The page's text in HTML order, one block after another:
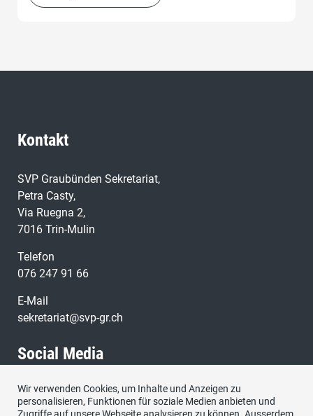
Kontakt
SVP Graubünden Sekretariat,
Petra Casty,
Via Ruegna 2,
7016 Trin-Mulin
Telefon
076 247 91 66
E-Mail
sekretariat@svp-gr.ch
Social Media
Besuchen Sie uns bei:
Wir verwenden Cookies, um Inhalte und Anzeigen zu
personalisieren, Funktionen für soziale Medien anbieten und